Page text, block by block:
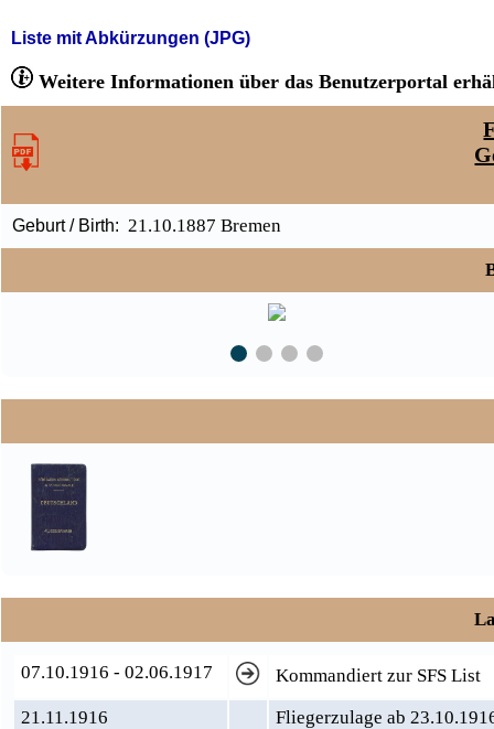
Liste mit Abkürzungen (JPG)
Weitere Informationen über das Benutzerportal
Geburt / Birth: 21.10.1887 Bremen
07.10.1916 - 02.06.1917
Kommandiert zur SFS List
21.11.1916
Fliegerzulage ab